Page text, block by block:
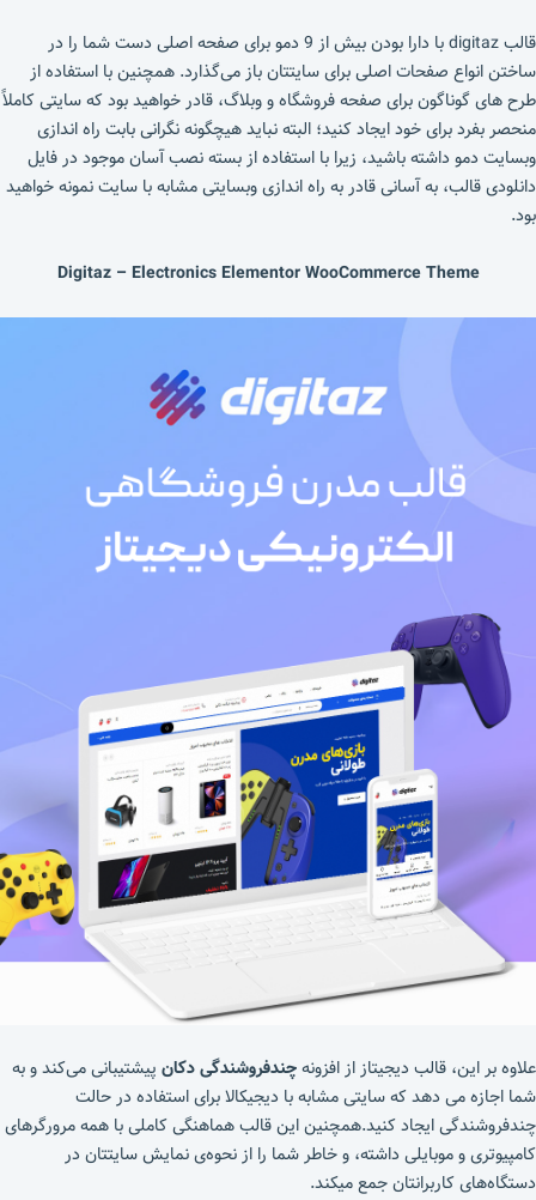
قالب digitaz با دارا بودن بیش از 9 دمو برای صفحه اصلی دست شما را در
ساختن انواع صفحات اصلی برای سایتتان باز می‌گذارد. همچنین با استفاده از
طرح های گوناگون برای صفحه فروشگاه و وبلاگ، قادر خواهید بود که سایتی کاملاً
منحصر بفرد برای خود ایجاد کنید؛ البته نباید هیچگونه نگرانی بابت راه اندازی
وبسایت دمو داشته باشید، زیرا با استفاده از بسته نصب آسان موجود در فایل
دانلودی قالب، به آسانی قادر به راه اندازی وبسایتی مشابه با سایت نمونه خواهید
بود.
Digitaz – Electronics Elementor WooCommerce Theme
علاوه بر این، قالب دیجیتاز از افزونهچندفروشندگی دکان پیشتیبانی می‌کند و به
شما اجازه می دهد که سایتی مشابه با دیجیکالا برای استفاده در حالت
چندفروشندگی ایجاد کنید.همچنین این قالب هماهنگی کاملی با همه مرورگرهای
کامپیوتری و موبایلی داشته، و خاطر شما را از نحوه‌ی نمایش سایتتان در
دستگاه‌های کاربرانتان جمع میکند.